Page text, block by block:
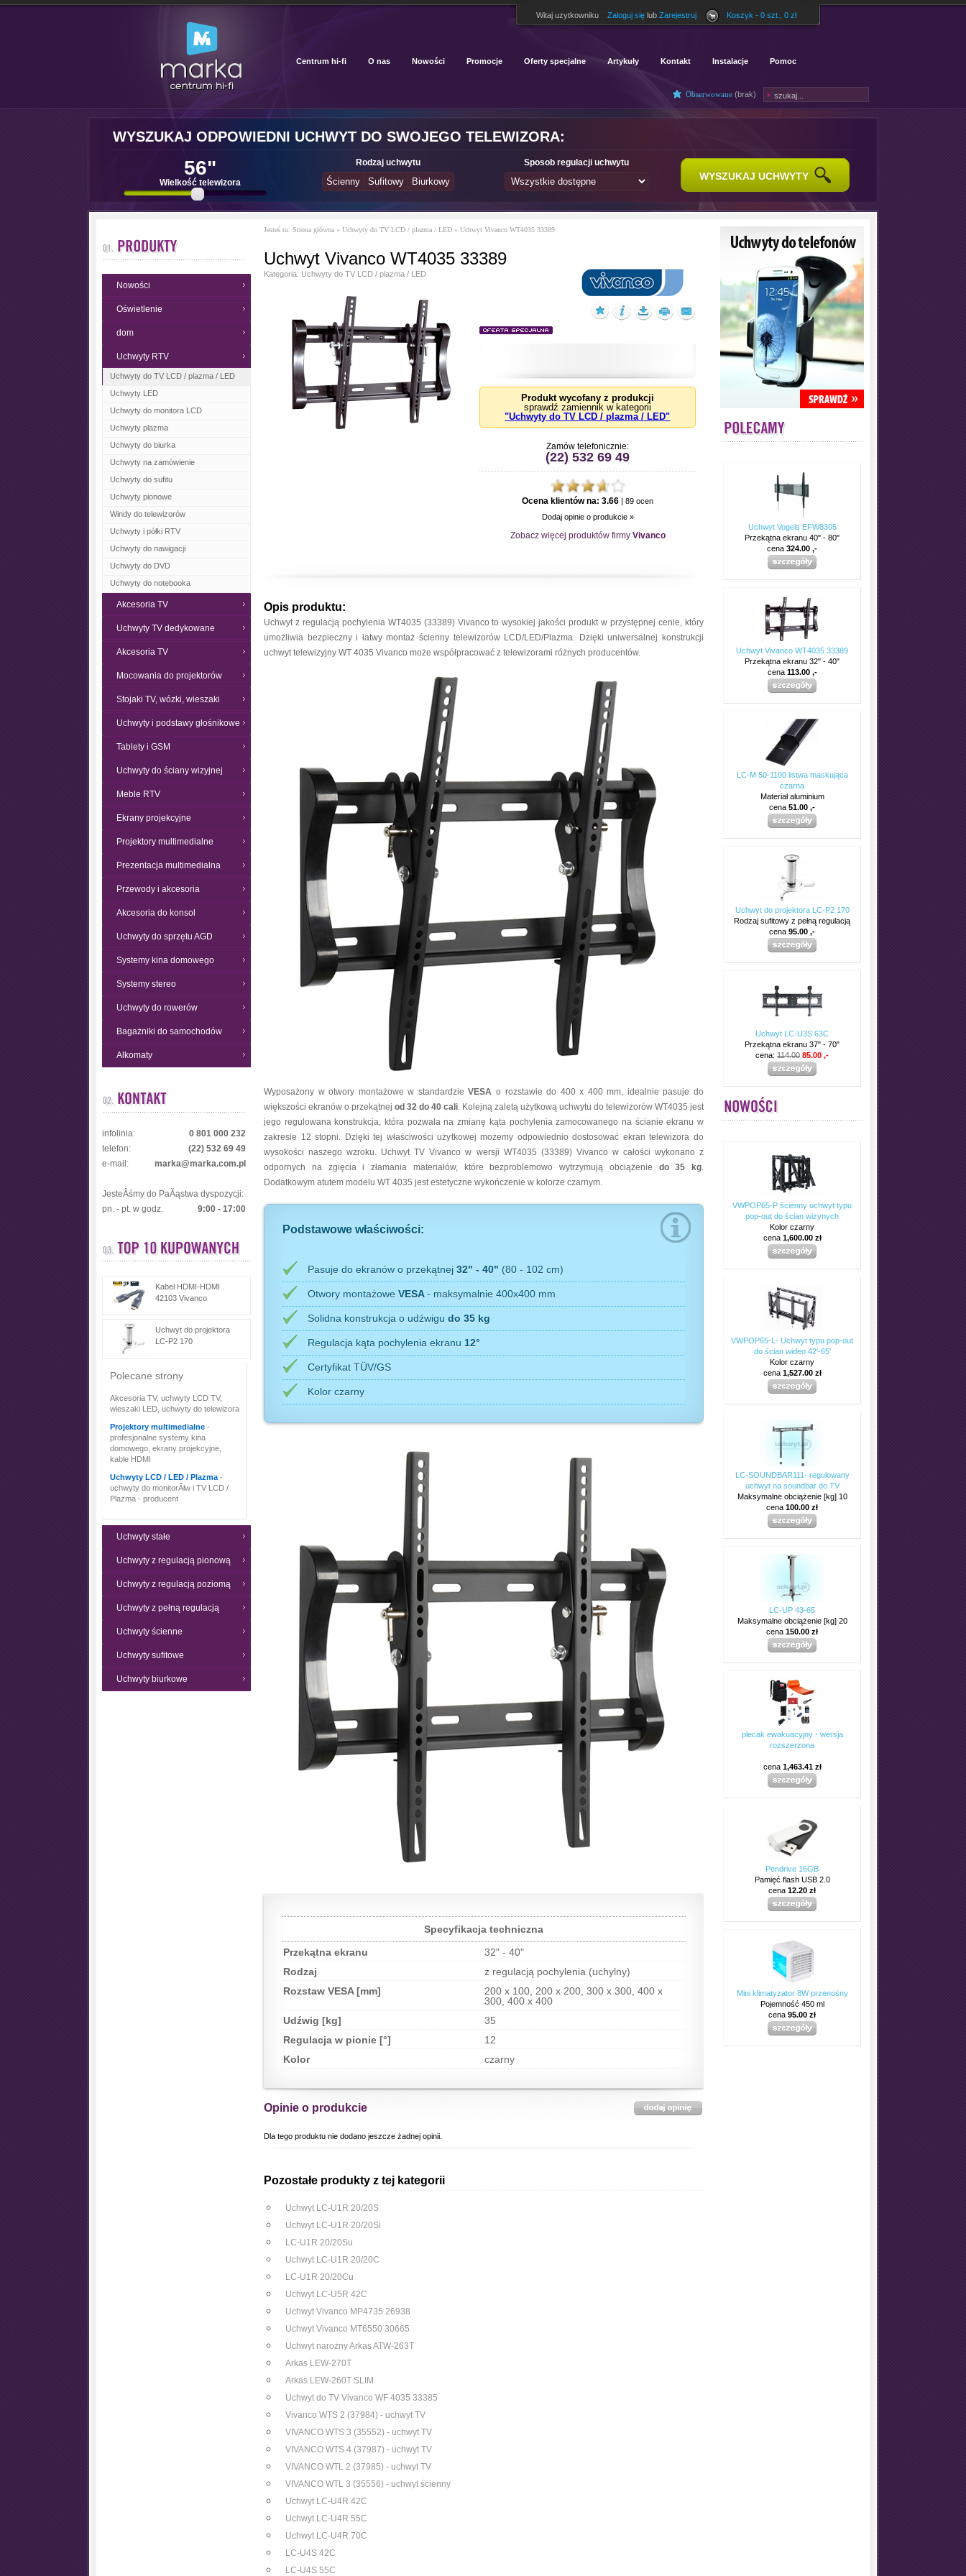
Witaj uzytkowniku Zaloguj się lub Zarejestruj Koszyk - 0 szt., 0 zł
Centrum hi-fi O nas Nowości Promocje Oferty specjalne Artykuły Kontakt Instalacje Pomoc
Obserwowane (brak)
WYSZUKAJ ODPOWIEDNI UCHWYT DO SWOJEGO TELEWIZORA:
56"
Wielkość telewizora
Rodzaj uchwytu Sposob regulacji uchwytu
WYSZUKAJ UCHWYTY
Nowości
Oświetlenie
dom
Uchwyty RTV
Uchwyty do TV LCD / plazma / LED
Uchwyty LED
Uchwyty do monitora LCD
Uchwyty plazma
Uchwyty do biurka
Uchwyty na zamówienie
Uchwyty do sufitu
Uchwyty pionowe
Windy do telewizorów
Uchwyty i półki RTV
Uchwyty do nawigacji
Uchwyty do DVD
Uchwyty do notebooka
Akcesoria TV
Uchwyty TV dedykowane
Akcesoria TV
Mocowania do projektorów
Stojaki TV, wózki, wieszaki
Uchwyty i podstawy głośnikowe
Tablety i GSM
Uchwyty do ściany wizyjnej
Meble RTV
Ekrany projekcyjne
Projektory multimedialne
Prezentacja multimedialna
Przewody i akcesoria
Akcesoria do konsol
Uchwyty do sprzętu AGD
Systemy kina domowego
Systemy stereo
Uchwyty do rowerów
Bagażniki do samochodów
Alkomaty
infolinia:
0 801 000 232
telefon:
(22) 532 69 49
e-mail:
marka@marka.com.pl
JesteÂśmy do PaĂąstwa dyspozycji:
pn. - pt. w godz.
9:00 - 17:00
Kabel HDMI-HDMI
42103 Vivanco
Uchwyt do projektora
LC-P2 170
Polecane strony
Akcesoria TV, uchwyty LCD TV,
wieszaki LED, uchwyty do telewizora
Projektory multimedialne -
profesjonalne systemy kina
domowego, ekrany projekcyjne,
kable HDMI
Uchwyty LCD / LED / Plazma -
uchwyty do monitorĂłw i TV LCD /
Plazma - producent
Uchwyty stałe
Uchwyty z regulacją pionową
Uchwyty z regulacją poziomą
Uchwyty z pełną regulacją
Uchwyty ścienne
Uchwyty sufitowe
Uchwyty biurkowe
Jesteś tu: Strona główna » Uchwyty do TV LCD / plazma / LED » Uchwyt Vivanco WT4035 33389
Uchwyt Vivanco WT4035 33389
Kategoria: Uchwyty do TV LCD / plazma / LED
Produkt wycofany z produkcji
sprawdź zamiennik w kategorii
"Uchwyty do TV LCD / plazma / LED"
Zamów telefonicznie:
(22) 532 69 49
Ocena klientów na: 3.66 | 89 ocen
Dodaj opinie o produkcie »
Zobacz więcej produktów firmy Vivanco
Opis produktu:
Uchwyt z regulacją pochylenia WT4035 (33389) Vivanco to wysokiej jakości produkt w przystępnej cenie, który
umożliwia bezpieczny i łatwy montaż ścienny telewizorów LCD/LED/Plazma. Dzięki uniwersalnej konstrukcji
uchwyt telewizyjny WT 4035 Vivanco może współpracować z telewizorami różnych producentów.
Wyposażony w otwory montażowe w standardzieVESA o rozstawie do 400 x 400 mm, idealnie pasuje do
większości ekranów o przekątnej od 32 do 40 cali. Kolejną zaletą użytkową uchwytu do telewizorów WT4035 jest
jego regulowana konstrukcja, która pozwala na zmianę kąta pochylenia zamocowanego na ścianie ekranu w
zakresie 12 stopni. Dzięki tej właściwości użytkowej możemy odpowiednio dostosować ekran telewizora do
wysokości naszego wzroku. Uchwyt TV Vivanco w wersji WT4035 (33389) Vivanco w całości wykonano z
odpornych na zgięcia i złamania materiałów, które bezproblemowo wytrzymują obciążenie do 35 kg.
Dodatkowym atutem modelu WT 4035 jest estetyczne wykończenie w kolorze czarnym.
Podstawowe właściwości:
Pasuje do ekranów o przekątnej 32" - 40" (80 - 102 cm)
Otwory montażowe VESA- maksymalnie 400x400 mm
Solidna konstrukcja o udźwigu do 35 kg
Regulacja kąta pochylenia ekranu 12°
Certyfikat TÜV/GS
Kolor czarny
Specyfikacja techniczna
Przekątna ekranu
32" - 40"
Rodzaj
z regulacją pochylenia (uchylny)
Rozstaw VESA [mm]
200 x 100, 200 x 200, 300 x 300, 400 x
300, 400 x 400
Udźwig [kg]
35
Regulacja w pionie [°]
12
Kolor
czarny
Opinie o produkcie
Dla tego produktu nie dodano jeszcze żadnej opinii.
Pozostałe produkty z tej kategorii
Uchwyt LC-U1R 20/20S
Uchwyt LC-U1R 20/20Si
LC-U1R 20/20Su
Uchwyt LC-U1R 20/20C
LC-U1R 20/20Cu
Uchwyt LC-U5R 42C
Uchwyt Vivanco MP4735 26938
Uchwyt Vivanco MT6550 30665
Uchwyt narożny Arkas ATW-263T
Arkas LEW-270T
Arkas LEW-260T SLIM
Uchwyt do TV Vivanco WF 4035 33385
Vivanco WTS 2 (37984) - uchwyt TV
VIVANCO WTS 3 (35552) - uchwyt TV
VIVANCO WTS 4 (37987) - uchwyt TV
VIVANCO WTL 2 (37985) - uchwyt TV
VIVANCO WTL 3 (35556) - uchwyt ścienny
Uchwyt LC-U4R 42C
Uchwyt LC-U4R 55C
Uchwyt LC-U4R 70C
LC-U4S 42C
LC-U4S 55C
Uchwyt Vogels EFW8305
Przekątna ekranu 40" - 80"
cena 324.00 ,-
Uchwyt Vivanco WT4035 33389
Przekątna ekranu 32" - 40"
cena 113.00 ,-
LC-M 50-1100 listwa maskująca
czarna
Materiał aluminium
cena 51.00 ,-
Uchwyt do projektora LC-P2 170
Rodzaj sufitowy z pełną regulacją
cena 95.00 ,-
Uchwyt LC-U3S 63C
Przekątna ekranu 37" - 70"
cena: 114.00 85.00 ,-
VWPOP65-P ścienny uchwyt typu
pop-out do ścian wizynych
Kolor czarny
cena 1,600.00 zł
VWPOP65-L- Uchwyt typu pop-out
do ścian wideo 42'-65'
Kolor czarny
cena 1,527.00 zł
LC-SOUNDBAR111- regulowany
uchwyt na soundbar do TV
Maksymalne obciążenie [kg] 10
cena 100.00 zł
LC-UP 43-65
Maksymalne obciążenie [kg] 20
cena 150.00 zł
plecak ewakuacyjny - wersja
rozszerzona
cena 1,463.41 zł
Pendrive 16GB
Pamięć flash USB 2.0
cena 12.20 zł
Mini klimatyzator 8W przenośny
Pojemność 450 ml
cena 95.00 zł